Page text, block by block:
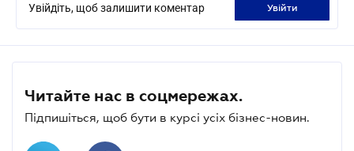
Увійдіть, щоб залишити коментар увійти
Читайте нас в соцмережах.
Підпишіться, щоб бути в курсі усіх бізнес-новин.